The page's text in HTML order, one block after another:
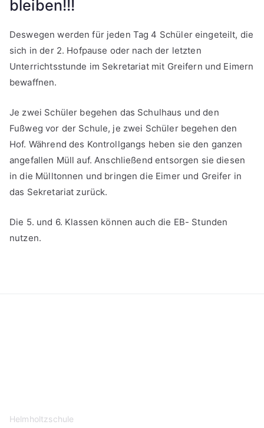
bleiben!!!
Deswegen werden für jeden Tag 4 Schüler eingeteilt, die
sich in der 2. Hofpause oder nach der letzten
Unterrichtsstunde im Sekretariat mit Greifern und Eimern
bewaffnen.
Je zwei Schüler begehen das Schulhaus und den
Fußweg vor der Schule, je zwei Schüler begehen den
Hof. Während des Kontrollgangs heben sie den ganzen
angefallen Müll auf. Anschließend entsorgen sie diesen
in die Mülltonnen und bringen die Eimer und Greifer in
das Sekretariat zurück.
Die 5. und 6. Klassen können auch die EB- Stunden
nutzen.
Helmholtzschule